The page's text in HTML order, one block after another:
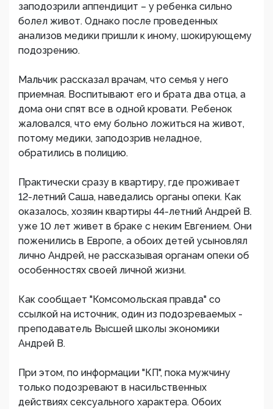
заподозрили аппендицит – у ребенка сильно
болел живот. Однако после проведенных
анализов медики пришли к иному, шокирующему
подозрению.
Мальчик рассказал врачам, что семья у него
приемная. Воспитывают его и брата два отца, а
дома они спят все в одной кровати. Ребенок
жаловался, что ему больно ложиться на живот,
потому медики, заподозрив неладное,
обратились в полицию.
Практически сразу в квартиру, где проживает
12-летний Саша, наведались органы опеки. Как
оказалось, хозяин квартиры 44-летний Андрей В.
уже 10 лет живет в браке с неким Евгением. Они
поженились в Европе, а обоих детей усыновлял
лично Андрей, не рассказывая органам опеки об
особенностях своей личной жизни.
Как сообщает "Комсомольская правда" со
ссылкой на источник, один из подозреваемых -
преподаватель Высшей школы экономики
Андрей В.
При этом, по информации "КП", пока мужчину
только подозревают в насильственных
действиях сексуального характера. Обоих